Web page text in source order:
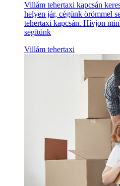
Villám tehertaxi kapcsán
helyen jár, cégünk örömmel
tehertaxi kapcsán. Hívjon
segítünk
Villám tehertaxi